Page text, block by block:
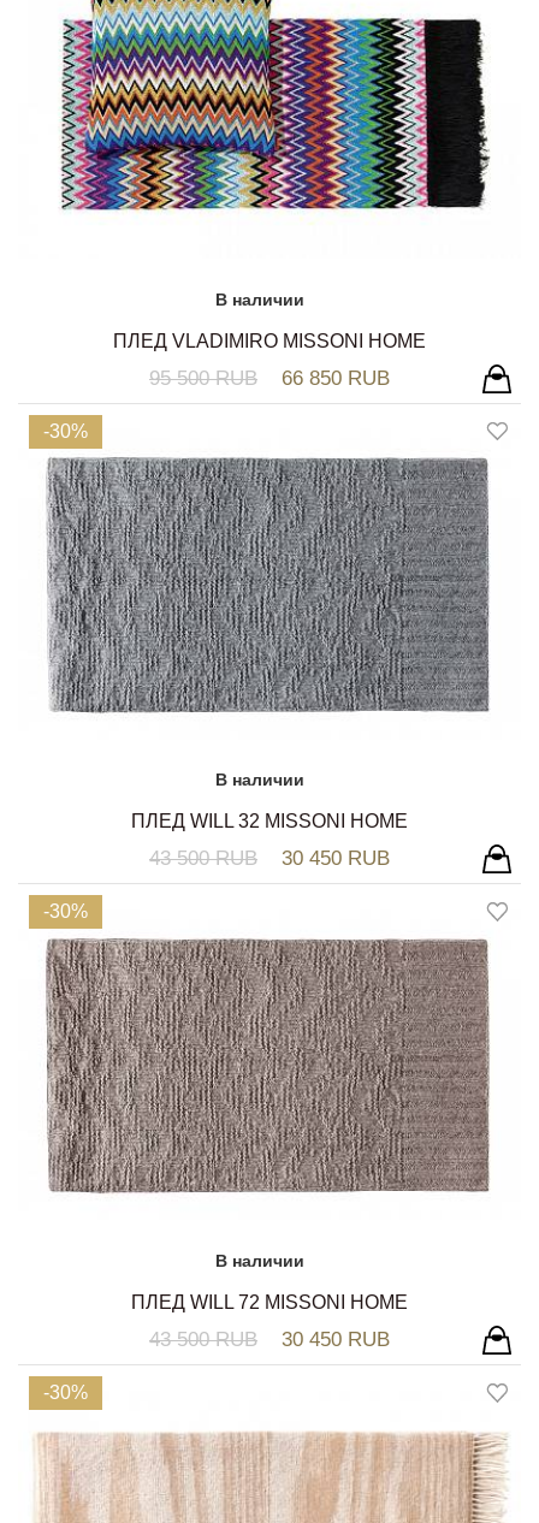
В наличии
ПЛЕД VLADIMIRO MISSONI HOME
95 500 RUB 66 850 RUB
-30%
В наличии
ПЛЕД WILL 32 MISSONI HOME
43 500 RUB 30 450 RUB
-30%
В наличии
ПЛЕД WILL 72 MISSONI HOME
43 500 RUB 30 450 RUB
-30%